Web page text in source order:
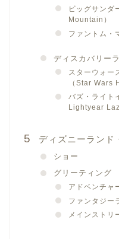
ビッグサン
Mountain）
ファントム・
ディスカバリー
スターウォー
（Star Wars
バズ・ライト
Lightyear
ディズニーランド
ショー
グリーティング
アドベンチャ
ファンタジー
メインストリ